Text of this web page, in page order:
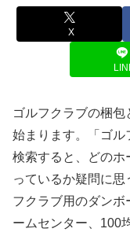
X
ゴルフクラブの梱
始まります。「ゴル
検索すると、どのホ
っているか疑問に
フクラブ用のダン
ームセンター、100